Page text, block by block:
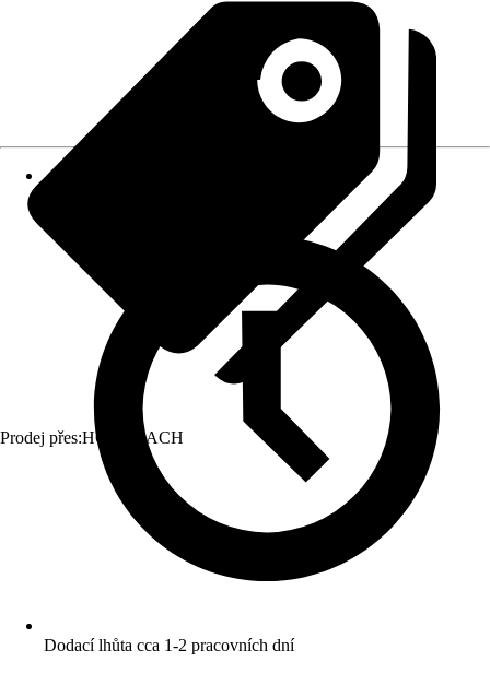
Prodej přes:HORNBACH
Dodací lhůta cca 1-2 pracovních dní